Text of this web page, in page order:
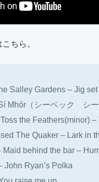
ちら。
Salley Gardens – Jig set
Mhór（シーベック シー
the Feathers(minor)
The Quaker – Lark in
Maid behind the bar –
John Ryan’s Polka